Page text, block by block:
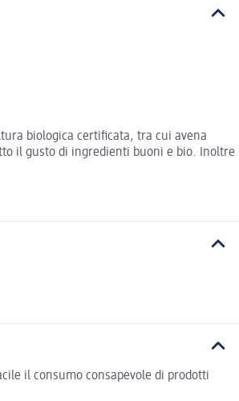
biologica certificata, tra cui avena
il gusto di ingredienti buoni e bio. Inoltre
il consumo consapevole di prodotti